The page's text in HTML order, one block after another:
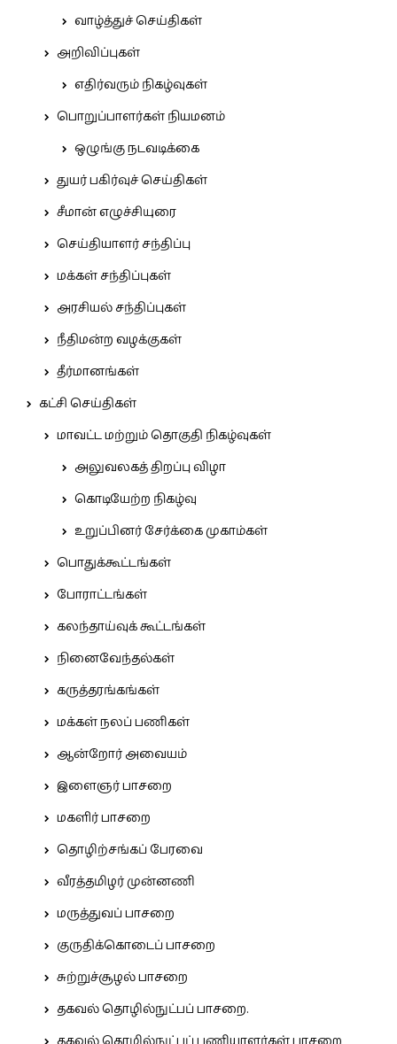
வாழ்த்துச் செய்திகள்
அறிவிப்புகள்
எதிர்வரும் நிகழ்வுகள்
பொறுப்பாளர்கள் நியமனம்
ஒழுங்கு நடவடிக்கை
துயர் பகிர்வுச் செய்திகள்
சீமான் எழுச்சியுரை
செய்தியாளர் சந்திப்பு
மக்கள் சந்திப்புகள்
அரசியல் சந்திப்புகள்
நீதிமன்ற வழக்குகள்
தீர்மானங்கள்
கட்சி செய்திகள்
மாவட்ட மற்றும் தொகுதி நிகழ்வுகள்
அலுவலகத் திறப்பு விழா
கொடியேற்ற நிகழ்வு
உறுப்பினர் சேர்க்கை முகாம்கள்
பொதுக்கூட்டங்கள்
போராட்டங்கள்
கலந்தாய்வுக் கூட்டங்கள்
நினைவேந்தல்கள்
கருத்தரங்கங்கள்
மக்கள் நலப் பணிகள்
ஆன்றோர் அவையம்
இளைஞர் பாசறை
மகளிர் பாசறை
தொழிற்சங்கப் பேரவை
வீரத்தமிழர் முன்னணி
மருத்துவப் பாசறை
குருதிக்கொடைப் பாசறை
சுற்றுச்சூழல் பாசறை
தகவல் தொழில்நுட்பப் பாசறை.